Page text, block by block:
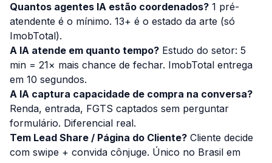
Quantos agentes IA estão coordenados? 1 pré-
atendente é o mínimo. 13+ é o estado da arte (só
ImobTotal).
A IA atende em quanto tempo? Estudo do setor: 5
min = 21× mais chance de fechar. ImobTotal entrega
em 10 segundos.
A IA captura capacidade de compra na conversa?
Renda, entrada, FGTS captados sem perguntar
formulário. Diferencial real.
Tem Lead Share / Página do Cliente? Cliente decide
com swipe + convida cônjuge. Único no Brasil em